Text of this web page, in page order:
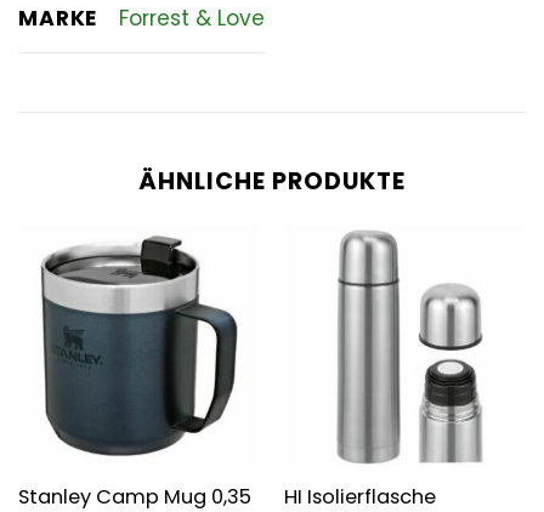
MARKE Forrest & Love
ÄHNLICHE PRODUKTE
Stanley Camp Mug 0,35
HI Isolierflasche